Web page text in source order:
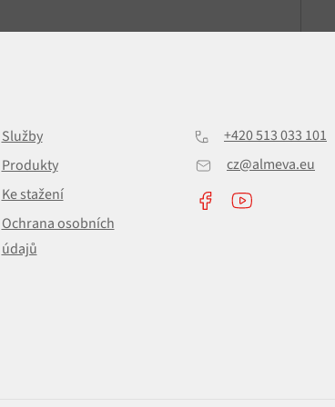
Služby
Produkty
Ke stažení
Ochrana osobních
údajů
+420 513 033 101
cz@almeva.eu